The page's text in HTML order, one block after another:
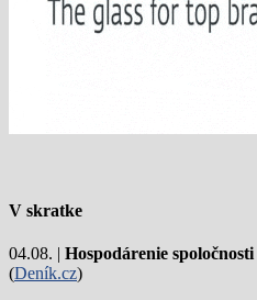
V skratke
04.08. | Hospodárenie spoločnosti
(Deník.cz)